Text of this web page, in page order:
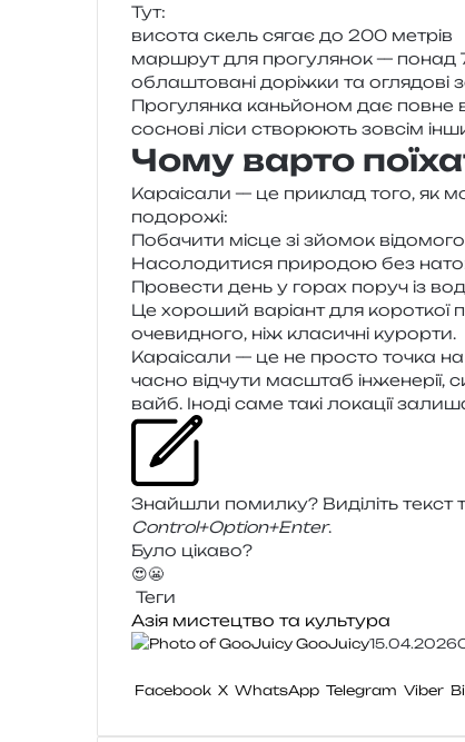
Тут:
висо­та скель сягає до 200 метрів
мар­шрут для про­гу­ля­нок — понад
обла­што­ва­ні доріж­ки та огля­до­ві
Прогулянка кань­йо­ном дає повне
сосно­ві ліси ство­рю­ють зов­сім
Чому варто
Караісали — це при­клад того, як
подорожі:
Побачити місце зі зйо­мок
Насолодитися при­ро­дою без
Провести день у горах поруч із
Це хоро­ший варі­ант для коро­ткої
оче­ви­дно­го, ніж кла­си­чні курорти.
Караісали — це не про­сто точка
ча­сно від­чу­ти мас­штаб
вайб. Іноді саме такі лока­ції
Знайшли помил­ку? Виділіть текст
Control+Option+Enter.
Було цікаво?
😍😬
Теги
Азія мистецтво та культура
GooJuicy15.04.2026
Facebook X WhatsApp Telegram Viber